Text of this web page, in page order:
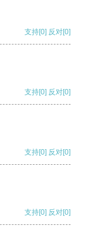
支持[0] 反对[0]
支持[0] 反对[0]
支持[0] 反对[0]
支持[0] 反对[0]